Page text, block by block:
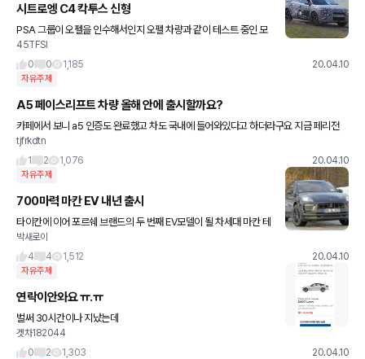
시트로엥 C4 칵투스 신형
PSA 그룹이 오펠을 인수해서인지 오펠 차량과 같이 테스트 중인 모
습입니다. 이번 신형 칵투스는 쿠페형 스타일이 적용된 것이 특징입
니다. 곧 부활할 DS 4, 그리고 오펠의 새로운 모카 역시 이
45TFSI
0
0 1,185 20.04.10
자유주제
A5 페이스리프트 차량 올해 안에 출시할까요?
카페에서 보니 a5 인증도 완료했고 차도 국내에 들어와있다고 하더라구요 지금 페리전
모델이 천만원정도 할인들어가고 댐핑에 콰트로까지 있어서 조건은 좋은데.. 사자마자 페
리모델 나오면 바로 구형이
tjfrkdtn
1
2 1,076 20.04.10
자유주제
700마력 마칸 EV 내년 출시
타이칸에 이어 포르쉐 브랜드의 두 번째 EV모델이 될 차세대 마칸 테
스트카가 새롭게 목격됐다. 9일(현지시각) 일본 자동차 전문매체 Ca
rview에 따르면, 최근 포르쉐가 북유럽에서 마칸 풀체인지
박새로이
4
4 1,512 20.04.10
자유주제
연락이안와요 ㅠ.ㅠ
벌써 30시간이나 지났는데
겟차182044
0
2 1,303 20.04.10